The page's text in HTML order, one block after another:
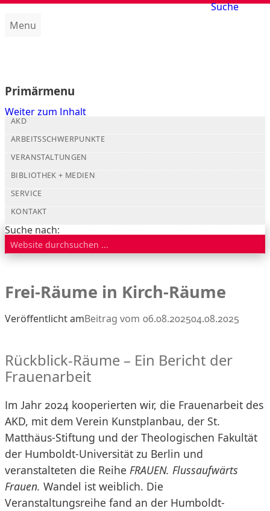
Menu
Primärmenu
Weiter zum Inhalt
AKD
ARBEITSSCHWERPUNKTE
VERANSTALTUNGEN
BIBLIOTHEK + MEDIEN
SERVICE
KONTAKT
Suche
Suche nach:
Frei-Räume in Kirch-Räume
Veröffentlicht am 06.08.202504.08.2025
Rückblick-Räume – Ein Bericht der
Frauenarbeit
Im Jahr 2024 kooperierten wir, die Frauenarbeit des
AKD, mit dem Verein Kunstplanbau, der St.
Matthäus-Stiftung und der Theologischen Fakultät
der Humboldt-Universität zu Berlin und
veranstalteten die Reihe FRAUEN. Flussaufwärts
Frauen. Wandel ist weiblich. Die
Veranstaltungsreihe fand an der Humboldt-